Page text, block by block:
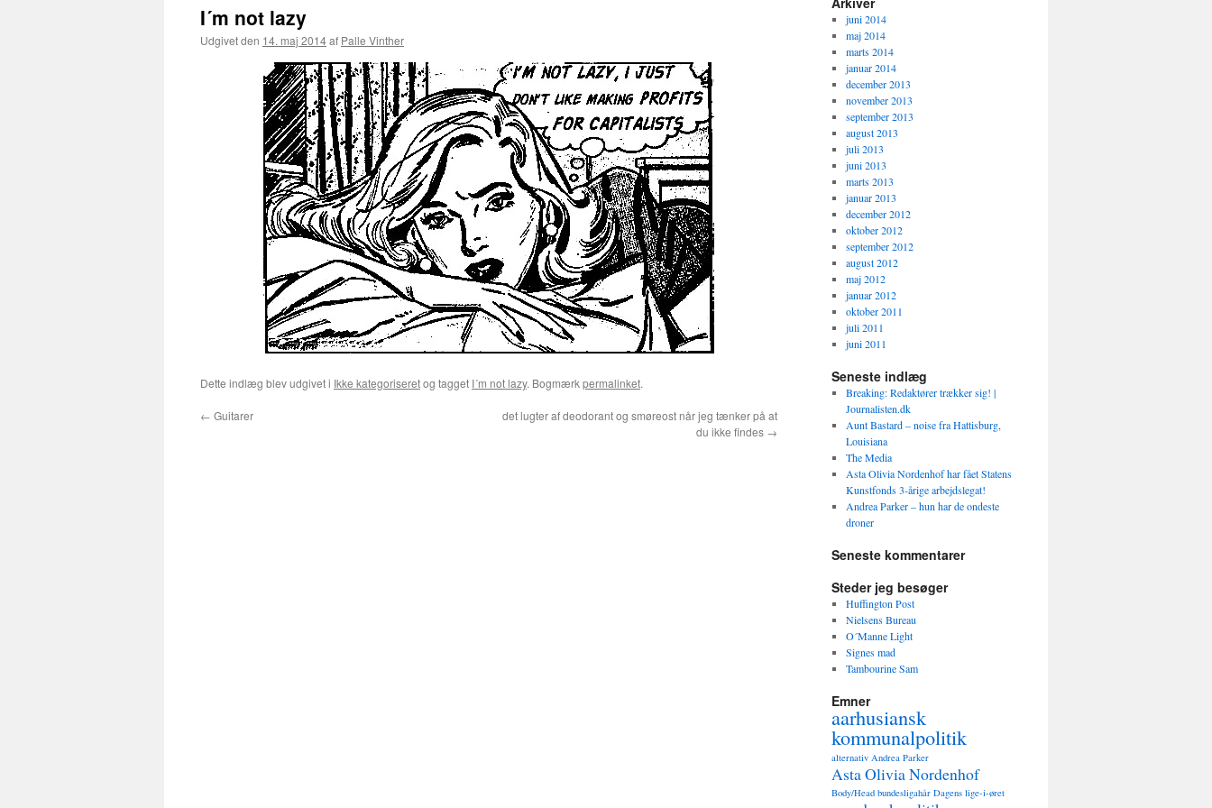
I´m not lazy
Udgivet den 14. maj 2014af Palle Vinther
Dette indlæg blev udgivet i Ikke kategoriseretog tagget I´m not lazy. Bogmærkpermalinket.
← Guitarer
det lugter af deodorant og smøreost når jeg tænker på at
du ikke findes →
juni 2014
maj 2014
marts 2014
januar 2014
december 2013
november 2013
september 2013
august 2013
juli 2013
juni 2013
marts 2013
januar 2013
december 2012
oktober 2012
september 2012
august 2012
maj 2012
januar 2012
oktober 2011
juli 2011
juni 2011
Seneste indlæg
Breaking: Redaktører trækker sig! |
Journalisten.dk
Aunt Bastard – noise fra Hattisburg,
Louisiana
The Media
Asta Olivia Nordenhof har fået Statens
Kunstfonds 3-årige arbejdslegat!
Andrea Parker – hun har de ondeste
droner
Seneste kommentarer
Steder jeg besøger
Huffington Post
Nielsens Bureau
O´Manne Light
Signes mad
Tambourine Sam
Emner
aarhusiansk
kommunalpolitik
alternativ Andrea Parker
Asta Olivia Nordenhof
Body/Head bundesligahår Dagens lige-i-øret